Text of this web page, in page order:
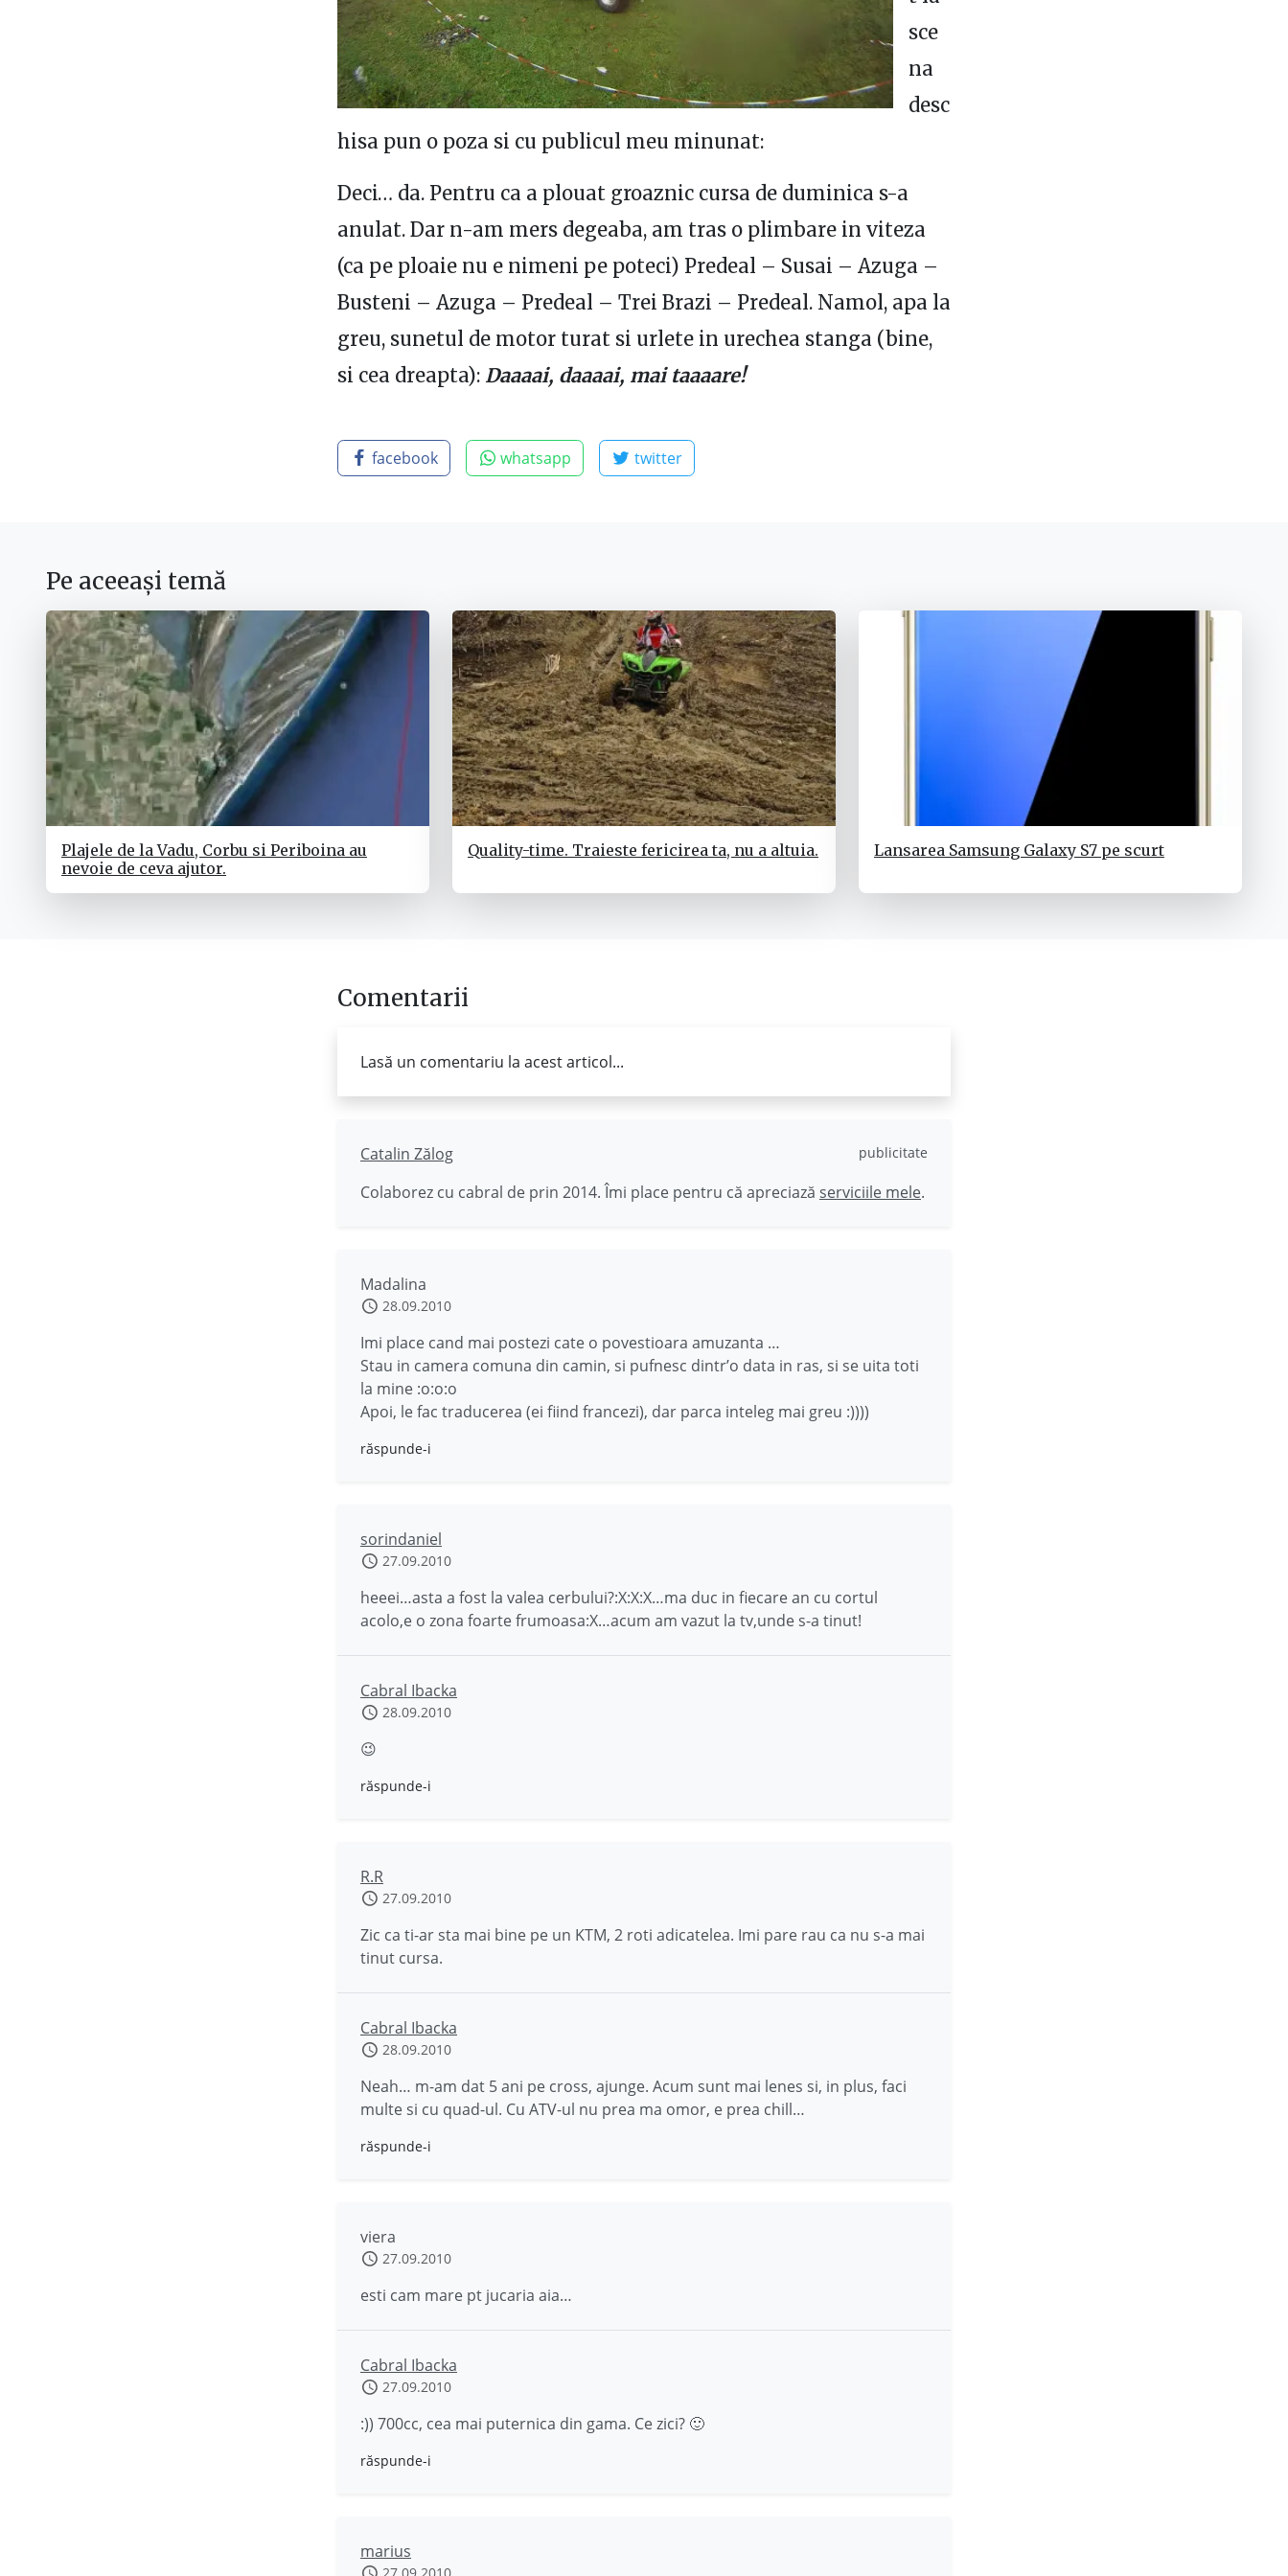
sce
na
desc
hisa pun o poza si cu publicul meu minunat:
Deci… da. Pentru ca a plouat groaznic cursa de duminica s-a
anulat. Dar n-am mers degeaba, am tras o plimbare in viteza
(ca pe ploaie nu e nimeni pe poteci) Predeal – Susai – Azuga –
Busteni – Azuga – Predeal – Trei Brazi – Predeal. Namol, apa la
greu, sunetul de motor turat si urlete in urechea stanga (bine,
si cea dreapta): Daaaai, daaaai, mai taaaare!
facebook whatsapp twitter
Pe aceeași temă
Plajele de la Vadu, Corbu si Periboina au
nevoie de ceva ajutor.
Quality-time. Traieste fericirea ta, nu a altuia. Lansarea Samsung Galaxy S7 pe scurt
Comentarii
Lasă un comentariu la acest articol...
Catalin Zălog publicitate
Colaborez cu cabral de prin 2014. Îmi place pentru că apreciază serviciile mele.
Madalina
28.09.2010
Imi place cand mai postezi cate o povestioara amuzanta …
Stau in camera comuna din camin, si pufnesc dintr’o data in ras, si se uita toti
la mine :o:o:o
Apoi, le fac traducerea (ei fiind francezi), dar parca inteleg mai greu :))))
răspunde-i
sorindaniel
27.09.2010
heeei…asta a fost la valea cerbului?:X:X:X…ma duc in fiecare an cu cortul
acolo,e o zona foarte frumoasa:X…acum am vazut la tv,unde s-a tinut!
Cabral Ibacka
28.09.2010
😉
răspunde-i
R.R
27.09.2010
Zic ca ti-ar sta mai bine pe un KTM, 2 roti adicatelea. Imi pare rau ca nu s-a mai
tinut cursa.
Cabral Ibacka
28.09.2010
Neah… m-am dat 5 ani pe cross, ajunge. Acum sunt mai lenes si, in plus, faci
multe si cu quad-ul. Cu ATV-ul nu prea ma omor, e prea chill…
răspunde-i
viera
27.09.2010
esti cam mare pt jucaria aia…
Cabral Ibacka
27.09.2010
:)) 700cc, cea mai puternica din gama. Ce zici? 🙂
răspunde-i
marius